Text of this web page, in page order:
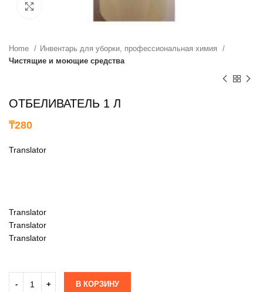
Home
Инвентарь для уборки, профессиональная химия
Чистящие и моющие средства
ОТБЕЛИВАТЕЛЬ 1 Л
₸280
Translator
Translator
Translator
Translator
В КОРЗИНУ